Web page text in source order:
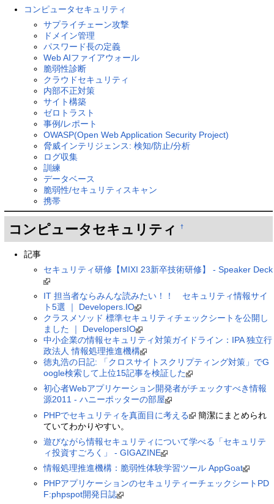
コンピュータセキュリティ
サプライチェーン攻撃
ドメイン管理
パスワード長の定義
Web AIファイアウォール
脆弱性診断
クラウドセキュリティ
内部不正対策
サイト構築
ゼロトラスト
事例/レポート
OWASP(Open Web Application Security Project)
脅威インテリジェンス: 検知/防止/分析
ログ収集
訓練
データベース
脆弱性/セキュリティスキャン
携帯
コンピュータセキュリティ †
記事
セキュリティ研修【MIXI 23新卒技術研修】 - Speaker Deck
IT 担当者ならみんな読みたい！！ セキュリティ情報サイ
ト5選 ｜ Developers.IO
クラスメソッド 標準セキュリティチェックシートを公開し
ました ｜ DevelopersIO
中小企業の情報セキュリティ対策ガイドライン：IPA 独立行
政法人 情報処理推進機構
徳丸浩の日記: 「クロスサイトスクリプティング対策」でG
oogle検索して上位15記事を検証した
初心者Webアプリケーション開発者がチェックすべき情報
源2011 - ハニーポッターの部屋
PHPでセキュリティを真面目に考える
簡潔にまとめられ
ていてわかりやすい。
遊びながら情報セキュリティについて学べる「セキュリテ
ィ投資すごろく」 - GIGAZINE
情報処理推進機構：脆弱性体験学習ツール AppGoat
PHPアプリケーションのセキュリティーチェックシートPD
F:phpspot開発日誌